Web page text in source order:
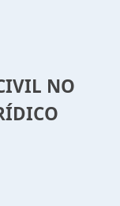
NO